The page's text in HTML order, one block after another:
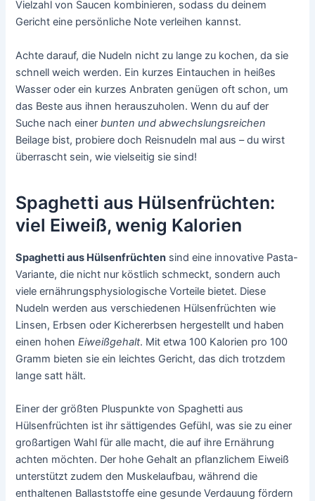
Vielzahl von Saucen kombinieren, sodass du deinem
Gericht eine persönliche Note verleihen kannst.
Achte darauf, die Nudeln nicht zu lange zu kochen, da sie
schnell weich werden. Ein kurzes Eintauchen in heißes
Wasser oder ein kurzes Anbraten genügen oft schon, um
das Beste aus ihnen herauszuholen. Wenn du auf der
Suche nach einerbunten und abwechslungsreichen
Beilage bist, probiere doch Reisnudeln mal aus – du wirst
überrascht sein, wie vielseitig sie sind!
Spaghetti aus Hülsenfrüchten:
viel Eiweiß, wenig Kalorien
Spaghetti aus Hülsenfrüchten sind eine innovative Pasta-
Variante, die nicht nur köstlich schmeckt, sondern auch
viele ernährungsphysiologische Vorteile bietet. Diese
Nudeln werden aus verschiedenen Hülsenfrüchten wie
Linsen, Erbsen oder Kichererbsen hergestellt und haben
einen hohenEiweißgehalt. Mit etwa 100 Kalorien pro 100
Gramm bieten sie ein leichtes Gericht, das dich trotzdem
lange satt hält.
Einer der größten Pluspunkte von Spaghetti aus
Hülsenfrüchten ist ihr sättigendes Gefühl, was sie zu einer
großartigen Wahl für alle macht, die auf ihre Ernährung
achten möchten. Der hohe Gehalt an pflanzlichem Eiweiß
unterstützt zudem den Muskelaufbau, während die
enthaltenen Ballaststoffe eine gesunde Verdauung fördern